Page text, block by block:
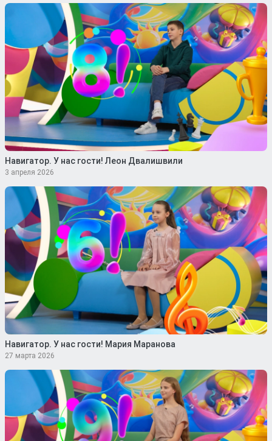
Навигатор. У нас гости! Леон Двалишвили
3 апреля 2026
Навигатор. У нас гости! Мария Маранова
27 марта 2026